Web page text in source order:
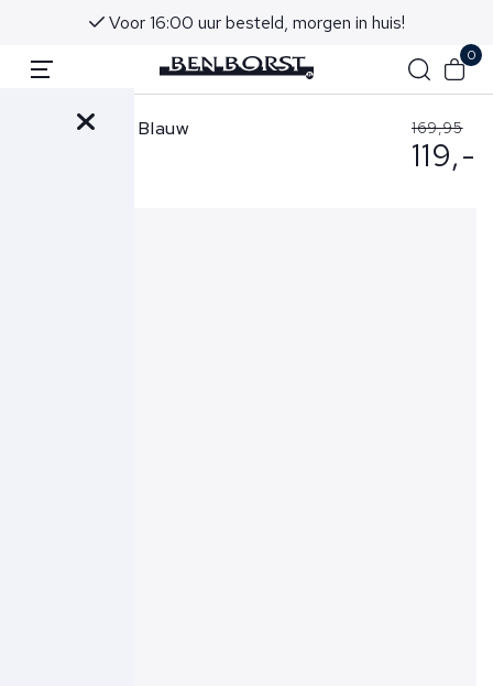
Voor 16:00 uur besteld, morgen in huis!
0
Cavallaro Trui Blauw 169,95
119,-